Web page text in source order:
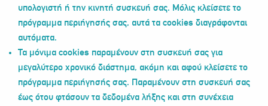
υπολογιστή ή την κινητή συσκευή σας. Μόλις κλείσετε το
πρόγραμμα περιήγησής σας, αυτά τα cookies διαγράφονται
αυτόματα.
Τα μόνιμα cookies παραμένουν στη συσκευή σας για
μεγαλύτερο χρονικό διάστημα, ακόμη και αφού κλείσετε το
πρόγραμμα περιήγησής σας. Παραμένουν στη συσκευή σας
έως ότου φτάσουν τα δεδομένα λήξης και στη συνέχεια